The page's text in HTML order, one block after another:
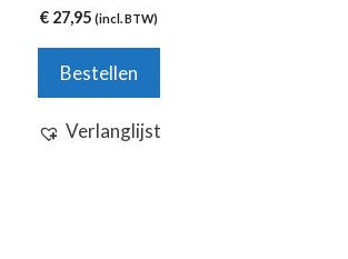
5.00
van 5
€ 27,95 (incl. BTW)
Bestellen
Verlanglijst